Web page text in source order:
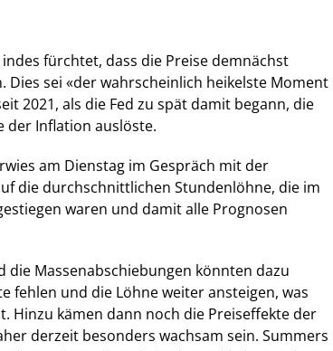
fürchtet, dass die Preise demnächst
sei «der wahrscheinlich heikelste Moment
2021, als die Fed zu spät damit begann, die
der Inflation auslöste.
am Dienstag im Gespräch mit der
die durchschnittlichen Stundenlöhne, die im
waren und damit alle Prognosen
Massenabschiebungen könnten dazu
fehlen und die Löhne weiter ansteigen, was
Hinzu kämen dann noch die Preiseffekte der
derzeit besonders wachsam sein. Summers